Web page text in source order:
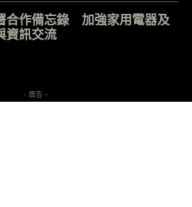
合作備忘錄 加強家用電器及
資訊交流
- 廣告 -